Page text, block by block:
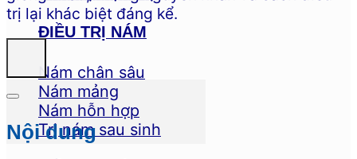
ĐIỀU TRỊ NÁM
Nám chân sâu
Nám mảng
Nám hỗn hợp
Trị nám sau sinh
trị lại khác biệt đáng kể.
Nội dung